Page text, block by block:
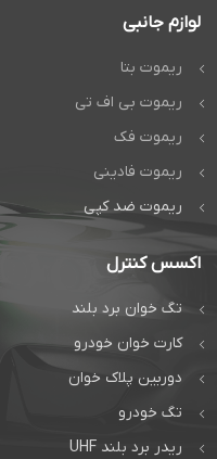
لوازم جانبی
ریموت بتا
ریموت بی اف تی
ریموت فک
ریموت فادینی
ریموت ضد کپی
اکسس کنترل
تگ خوان برد بلند
کارت خوان خودرو
دوربین پلاک خوان
تگ خودرو
ریدر برد بلند UHF